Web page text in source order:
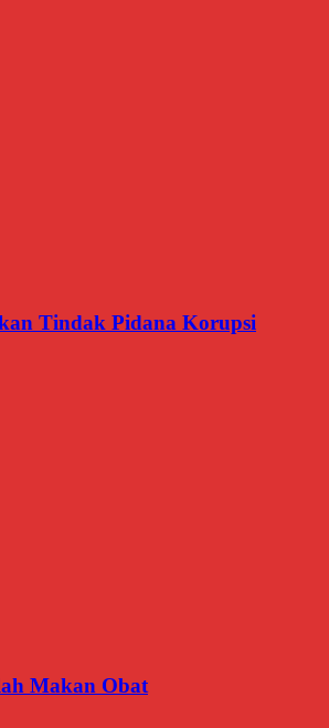
Tindak Pidana Korupsi
Makan Obat